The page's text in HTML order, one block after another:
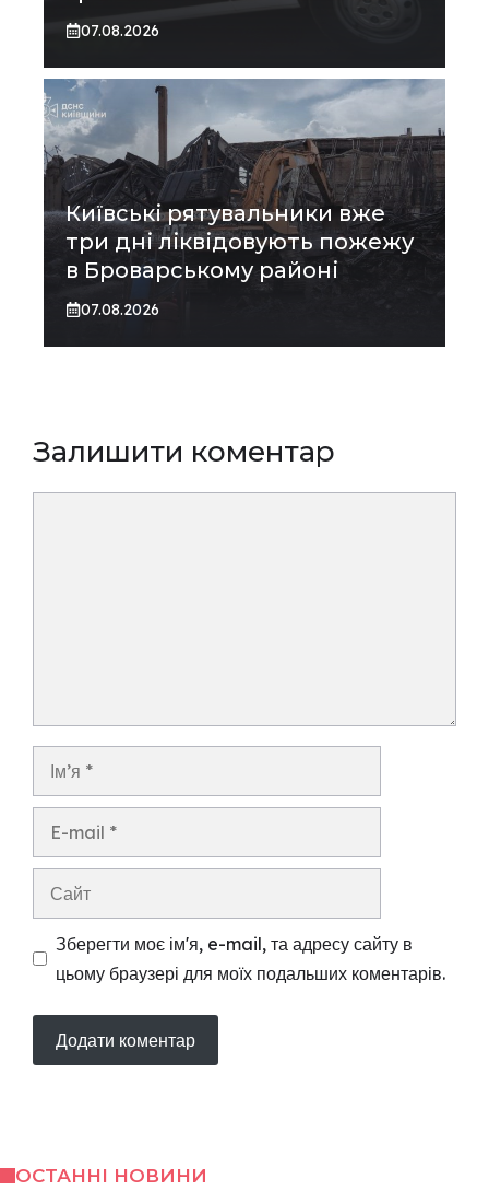
07.08.2026
Київські рятувальники вже
три дні ліквідовують пожежу
в Броварському районі
07.08.2026
Залишити коментар
Зберегти моє ім'я, e-mail, та адресу сайту в
цьому браузері для моїх подальших коментарів.
ОСТАННІ НОВИНИ